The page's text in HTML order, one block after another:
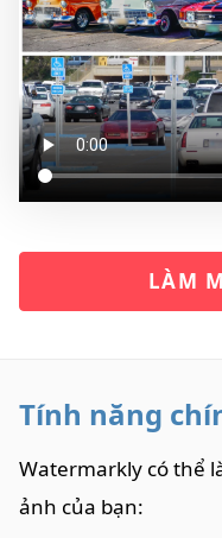
LÀM
Tính năng
Watermarkly có thể
ảnh của bạn: